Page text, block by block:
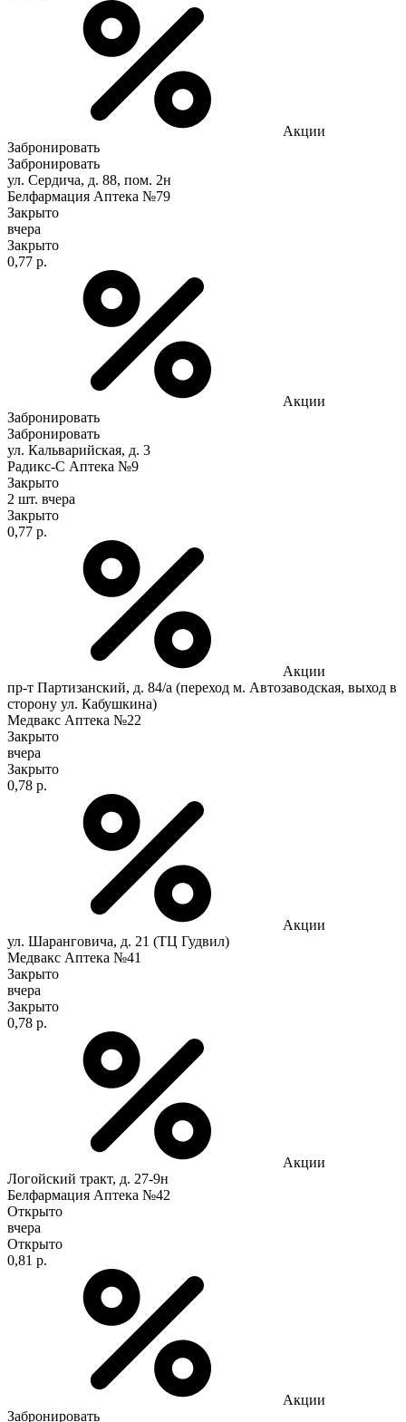
Акции
Забронировать
Забронировать
ул. Сердича, д. 88, пом. 2н
Белфармация Аптека №79
Закрыто
вчера
Закрыто
0,77 р.
Акции
Забронировать
Забронировать
ул. Кальварийская, д. 3
Радикс-С Аптека №9
Закрыто
2 шт. вчера
Закрыто
0,77 р.
Акции
пр-т Партизанский, д. 84/а (переход м. Автозаводская, выход в
сторону ул. Кабушкина)
Медвакс Аптека №22
Закрыто
вчера
Закрыто
0,78 р.
Акции
ул. Шаранговича, д. 21 (ТЦ Гудвил)
Медвакс Аптека №41
Закрыто
вчера
Закрыто
0,78 р.
Акции
Логойский тракт, д. 27-9н
Белфармация Аптека №42
Открыто
вчера
Открыто
0,81 р.
Акции
Забронировать